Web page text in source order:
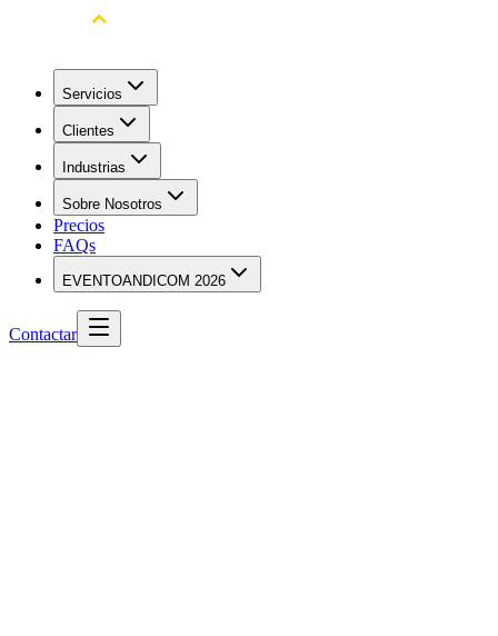
Servicios
Clientes
Industrias
Sobre Nosotros
Precios
FAQs
EVENTOANDICOM 2026
Contactar